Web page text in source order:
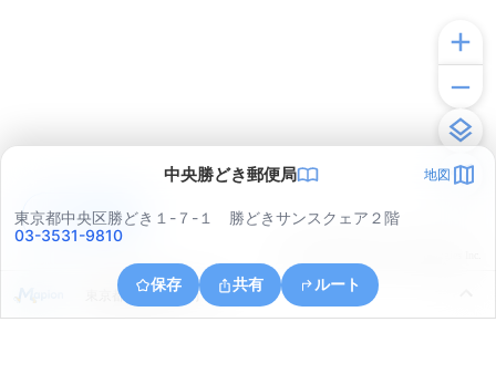
中央勝どき郵便局 地図
東京都中央区勝どき１-７-１ 勝どきサンスクェア２階
03-3531-9810
保存 共有 ルート
東京都港区海岸３丁目
アプリで見る